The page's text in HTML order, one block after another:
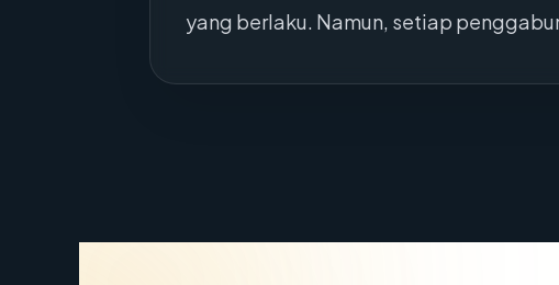
yang berlaku. Namun, setiap